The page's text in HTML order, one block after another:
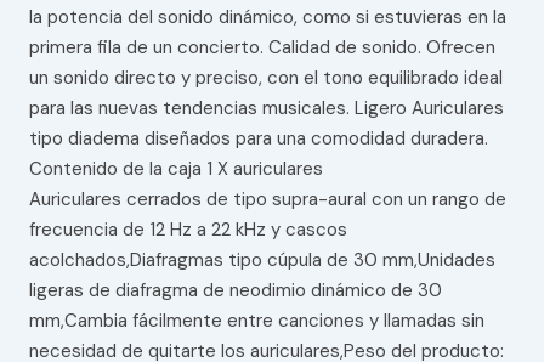
la potencia del sonido dinámico, como si estuvieras en la
primera fila de un concierto. Calidad de sonido. Ofrecen
un sonido directo y preciso, con el tono equilibrado ideal
para las nuevas tendencias musicales. Ligero Auriculares
tipo diadema diseñados para una comodidad duradera.
Contenido de la caja 1 X auriculares
Auriculares cerrados de tipo supra-aural con un rango de
frecuencia de 12 Hz a 22 kHz y cascos
acolchados,Diafragmas tipo cúpula de 30 mm,Unidades
ligeras de diafragma de neodimio dinámico de 30
mm,Cambia fácilmente entre canciones y llamadas sin
necesidad de quitarte los auriculares,Peso del producto: